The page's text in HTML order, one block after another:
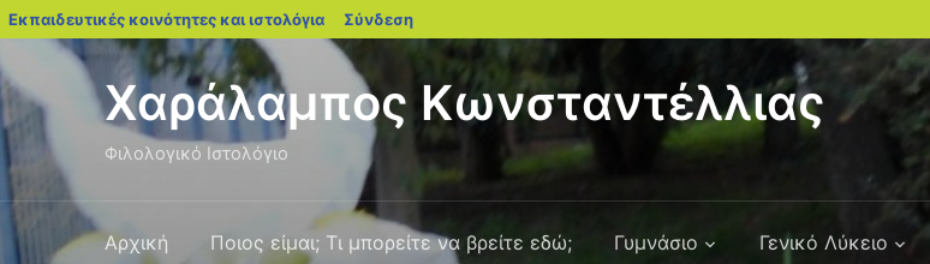
Εκπαιδευτικές κοινότητες και ιστολόγια blogs.sch.gr
Σύνδεση
Χαράλαμπος Κωνσταντέλλιας
Φιλολογικό Ιστολόγιο
Αρχική Ποιος είμαι; Τι μπορείτε να βρείτε εδώ; Γυμνάσιο Γενικό Λύκειο